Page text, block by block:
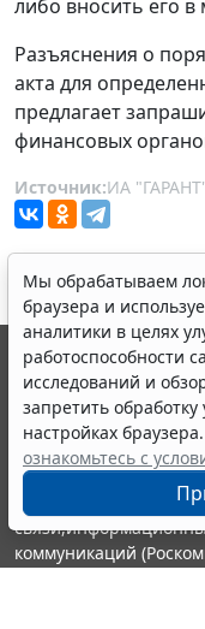
либо вносить его
Разъяснения о
акта для
предлагает
финансовых
Источник:ИА
Мы обрабатываем
браузера и
аналитики в целях
работоспособности
исследований и
запретить
настройках
ознакомьтесь с
© ООО "НПП "ГАРАНТ-
выпускается с 1990
являются
информации ГАРАНТ.
Портал ГАРАНТ.РУ
издания
коммуникаций